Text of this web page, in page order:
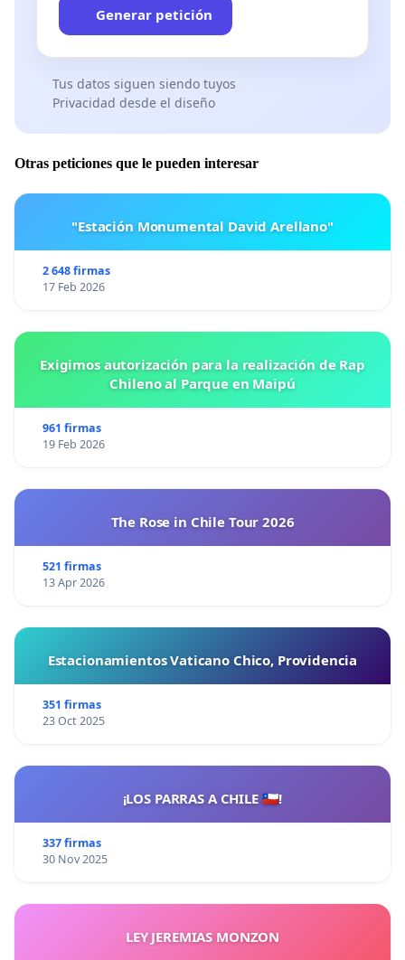
Generar petición
Tus datos siguen siendo tuyos
Privacidad desde el diseño
Otras peticiones que le pueden interesar
"Estación Monumental David Arellano"
2 648 firmas
17 Feb 2026
Exigimos autorización para la realización de Rap
Chileno al Parque en Maipú
961 firmas
19 Feb 2026
The Rose in Chile Tour 2026
521 firmas
13 Apr 2026
Estacionamientos Vaticano Chico, Providencia
351 firmas
23 Oct 2025
¡LOS PARRAS A CHILE 🇨🇱!
337 firmas
30 Nov 2025
LEY JEREMIAS MONZON